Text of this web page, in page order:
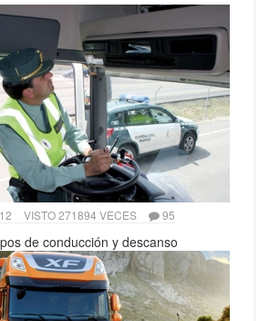
VISTO 271894 VECES 95
de conducción y descanso